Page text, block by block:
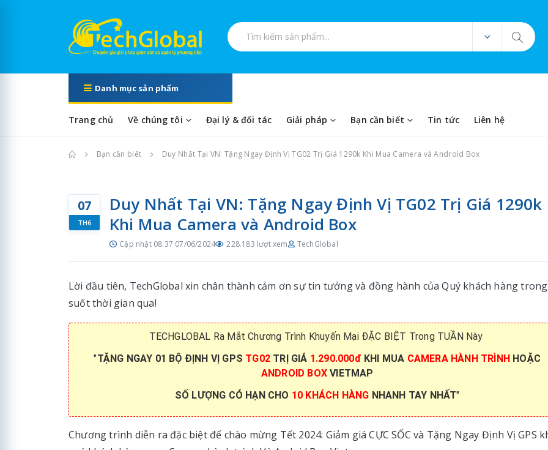
Tìm kiếm sản phẩm
Danh mục sản phẩm
Trang chủ Về chúng tôi Đại lý & đối tác Giải pháp Bạn cần biết Tin tức Liên hệ
Trang chủBạn cần biết Duy Nhất Tại VN: Tặng Ngay Định Vị TG02 Trị Giá 1290k Khi Mua Camera và Android Box
07
TH6
Duy Nhất Tại VN: Tặng Ngay Định Vị TG02 Trị Giá 1290k
Khi Mua Camera và Android Box
Cập nhật 08:37 07/06/2024 228.183 lượt xem TechGlobal
Lời đầu tiên, TechGlobal xin chân thành cảm ơn sự tin tưởng và đồng hành của Quý khách hàng trong
suốt thời gian qua!
TECHGLOBAL Ra Mắt Chương Trình Khuyến Mại ĐẶC BIỆT Trong TUẦN Này
"TẶNG NGAY 01 BỘ ĐỊNH VỊ GPS TG02 TRỊ GIÁ 1.290.000đ KHI MUA CAMERA HÀNH TRÌNH HOẶC
ANDROID BOX VIETMAP
SỐ LƯỢNG CÓ HẠN CHO 10 KHÁCH HÀNG NHANH TAY NHẤT"
Chương trình diễn ra đặc biệt để chào mừng Tết 2024: Giảm giá CỰC SỐC và Tặng Ngay Định Vị GPS